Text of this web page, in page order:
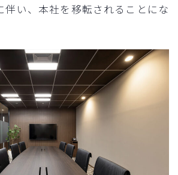
伴い、本社を移転されることにな